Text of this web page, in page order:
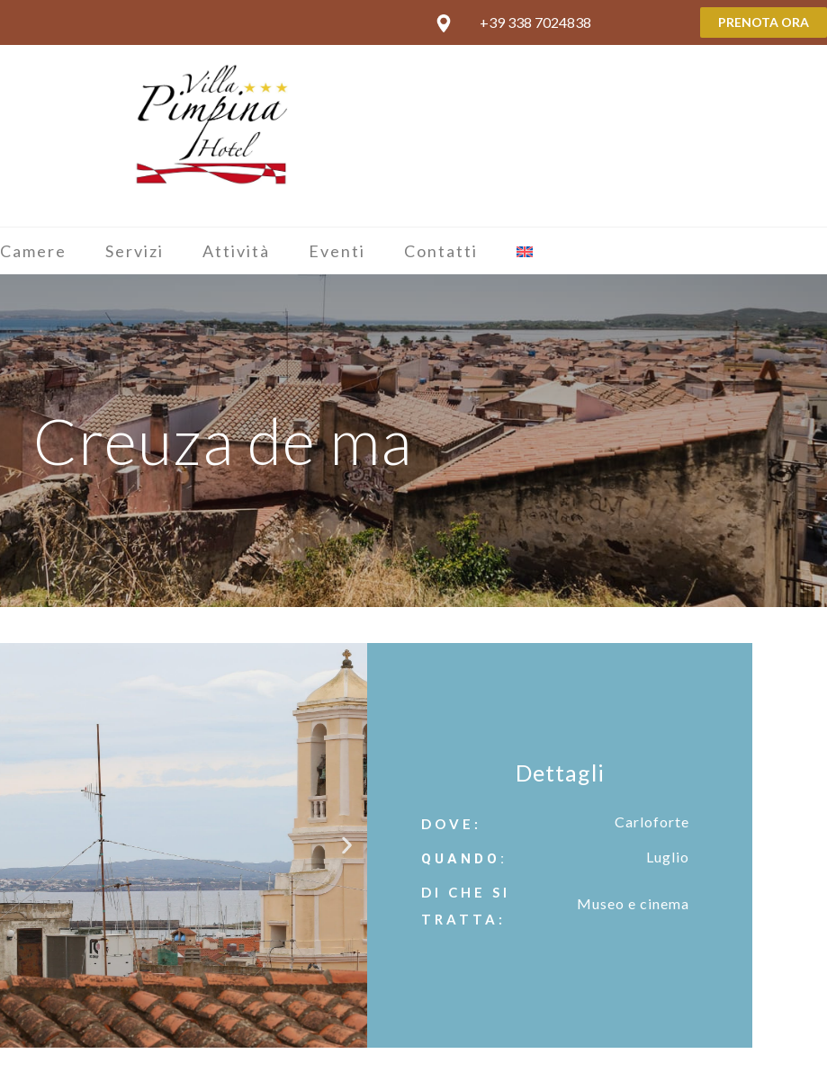
+39 338 7024838 PRENOTA ORA
Camere Servizi Attività Eventi Contatti
Creuza de ma
Dettagli
DOVE: Carloforte
QUANDO: Luglio
DI CHE SI
TRATTA:
Museo e cinema